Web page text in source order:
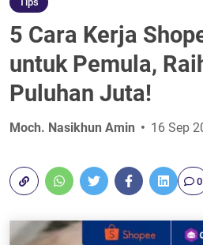
5 Cara Kerja
untuk Pemula,
Puluhan Juta!
Moch. Nasikhun Amin 16 Sep
0